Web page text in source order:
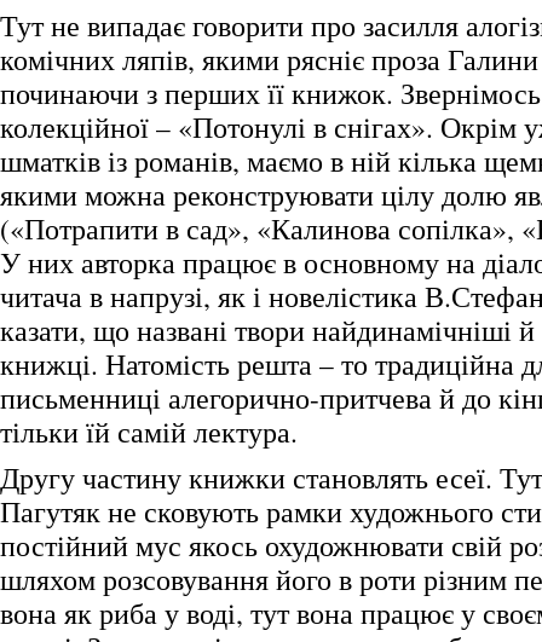
Тут не випадає говорити про засилля
комічних ляпів, якими рясніє проза
починаючи з перших її книжок.
колекційної – «Потонулі в снігах». Окрім
шматків із романів, маємо в ній кілька
якими можна реконструювати цілу долю
(«Потрапити в сад», «Калинова сопілка»,
У них авторка працює в основному на
читача в напрузі, як і новелістика
казати, що названі твори найдинамічніші
книжці. Натомість решта – то традиційна
письменниці алегорично-притчева й до
тільки їй самій лектура.
Другу частину книжки становлять есеї.
Пагутяк не сковують рамки художнього
постійний мус якось охудожнювати свій
шляхом розсовування його в роти різним
вона як риба у воді, тут вона працює у